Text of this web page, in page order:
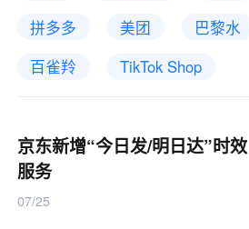
拼多多
美团 巴黎水
百雀羚
TikTok Shop
京东新增“今日发/明日达”时效
服务
07/25